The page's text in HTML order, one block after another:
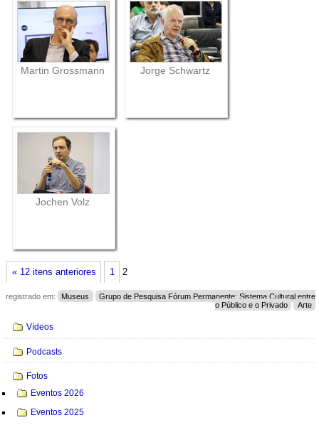
Martin Grossmann Jorge Schwartz
Jochen Volz
« 12 itens anteriores 1 2
registrado em: Museus
Grupo de Pesquisa Fórum Permanente: Sistema Cultural entre
o Público e o Privado
Arte
Navegação
Vídeos
Podcasts
Fotos
Eventos 2026
Eventos 2025